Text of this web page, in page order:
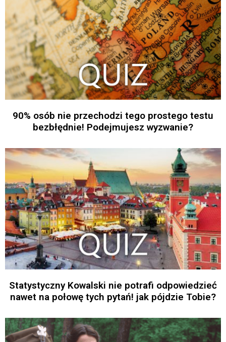
90% osób nie przechodzi tego prostego testu
bezbłędnie! Podejmujesz wyzwanie?
Statystyczny Kowalski nie potrafi odpowiedzieć
nawet na połowę tych pytań! jak pójdzie Tobie?